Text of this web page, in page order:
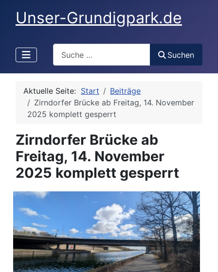
Unser-Grundigpark.de
Suchen
Aktuelle Seite: Start
Beiträge
Zirndorfer Brücke ab Freitag, 14. November
2025 komplett gesperrt
Zirndorfer Brücke ab
Freitag, 14. November
2025 komplett gesperrt
Details